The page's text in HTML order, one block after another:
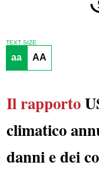
TEXT SIZE
aa AA
Il rapporto
climatico
danni e dei